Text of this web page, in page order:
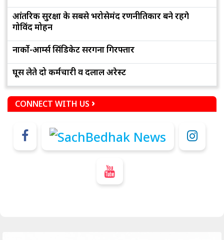
आंतरिक सुरक्षा के सबसे भरोसेमंद रणनीतिकार बने रहेंगे
गोविंद मोहन
नार्को-आर्म्स सिंडिकेट सरगना गिरफ्तार
घूस लेते दो कर्मचारी व दलाल अरेस्ट
CONNECT WITH US